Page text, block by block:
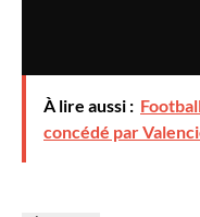
À lire aussi :
concédé par